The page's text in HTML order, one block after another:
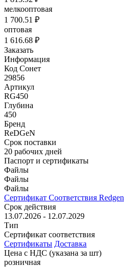
мелкооптовая
1 700.51 ₽
оптовая
1 616.68 ₽
Заказать
Информация
Код Сонет
29856
Артикул
RG450
Глубина
450
Бренд
ReDGeN
Срок поставки
20 рабочих дней
Паспорт и сертификаты
Файлы
Файлы
Файлы
Сертификат Соответствия Redgen
Срок действия
13.07.2026 - 12.07.2029
Тип
Сертификат соответствия
Сертификаты Доставка
Цена с НДС (указана за шт)
розничная